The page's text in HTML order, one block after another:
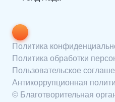
встретиться,
Политика
Политика обработки
Пользовательское
Антикоррупционная
© Благотворительная